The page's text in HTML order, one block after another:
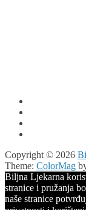
Copyright © 2026
Theme: ColorMag
Biljna Ljekarna
stranice i pružanja
naše stranice